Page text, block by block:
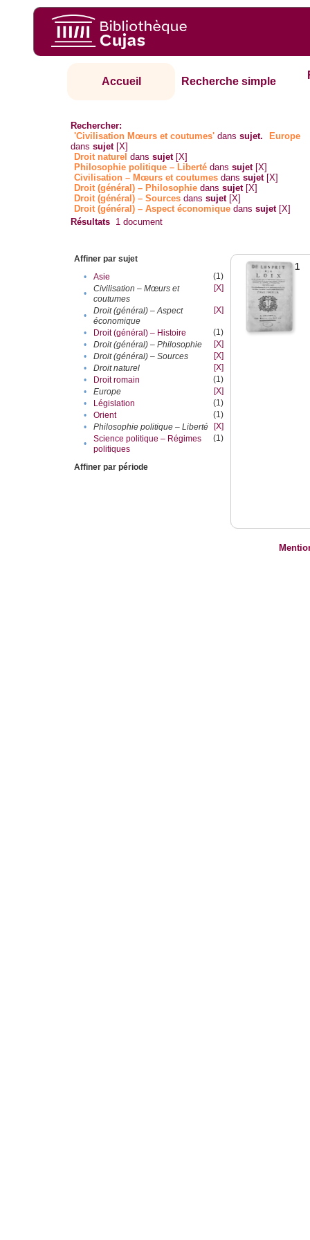
Accueil Recherche simple
Rechercher:
'Civilisation Mœurs et coutumes' danssujet.
Europe
danssujet [X]
Droit naturel danssujet [X]
Philosophie politique – Liberté danssujet [X]
Civilisation – Mœurs et coutumes danssujet [X]
Droit (général) – Philosophie danssujet [X]
Droit (général) – Sources danssujet [X]
Droit (général) – Aspect économique danssujet [X]
Résultats 1 document
Affiner par sujet
•
Asie
(1)
•
Civilisation – Mœurs et
coutumes
[X]
•
Droit (général) – Aspect
économique
[X]
• Droit (général) – Histoire
(1)
•
Droit (général) – Philosophie
[X]
•
Droit (général) – Sources
[X]
•
Droit naturel
[X]
•
Droit romain
(1)
•
Europe
[X]
•
Législation
(1)
•
Orient
(1)
•
Philosophie politique – Liberté
[X]
•
Science politique – Régimes
politiques
(1)
Affiner par période
1